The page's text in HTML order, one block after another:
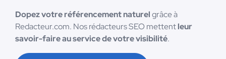
Dopez votre référencement naturelgrâce à
Redacteur.com. Nos rédacteurs SEO mettentleur
savoir-faire au service de votre visibilité.